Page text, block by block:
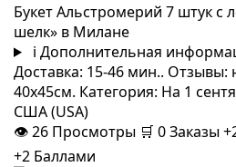
Букет Альстромерий 7 штук с
шелк» в Милане
i Дополнительная
Доставка: 15-46 мин.. Отзывы:
40x45см. Категория: На 1
США (USA)
👁26 Просмотры 🛒 0Заказы
+2 Баллами